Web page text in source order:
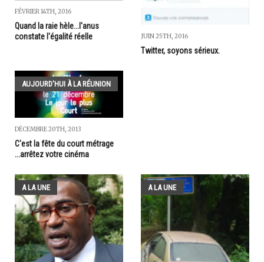
FÉVRIER 14TH, 2016
Quand la raie hèle...l'anus
constate l'égalité réelle
JUIN 25TH, 2016
Twitter, soyons sérieux.
AUJOURD'HUI À LA RÉUNION
DÉCEMBRE 20TH, 2013
C'est la fête du court métrage
...arrêtez votre cinéma
A LA UNE A LA UNE